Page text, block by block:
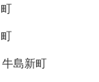
牛島新町